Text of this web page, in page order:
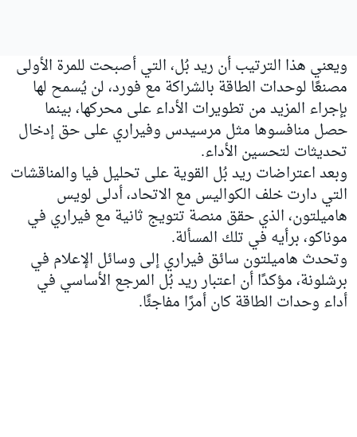
ويعني هذا الترتيب أن ريد بُل، التي أصبحت للمرة الأولى
مصنعًا لوحدات الطاقة بالشراكة مع فورد، لن يُسمح لها
بإجراء المزيد من تطويرات الأداء على محركها، بينما
حصل منافسوها مثل مرسيدس وفيراري على حق إدخال
تحديثات لتحسين الأداء.
وبعد اعتراضات ريد بُل القوية على تحليل فيا والمناقشات
التي دارت خلف الكواليس مع الاتحاد، أدلى لويس
هاميلتون، الذي حقق منصة تتويج ثانية مع فيراري في
موناكو، برأيه في تلك المسألة.
وتحدث هاميلتون سائق فيراري إلى وسائل الإعلام في
برشلونة، مؤكدًا أن اعتبار ريد بُل المرجع الأساسي في
أداء وحدات الطاقة كان أمرًا مفاجئًا.